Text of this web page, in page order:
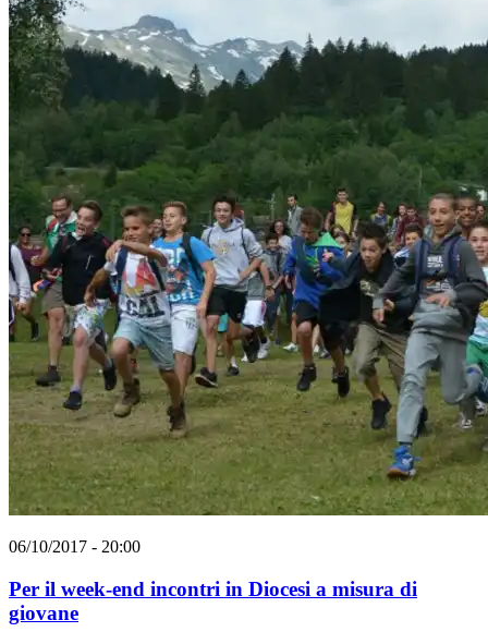
06/10/2017 - 20:00
Per il week-end incontri in Diocesi a misura di
giovane